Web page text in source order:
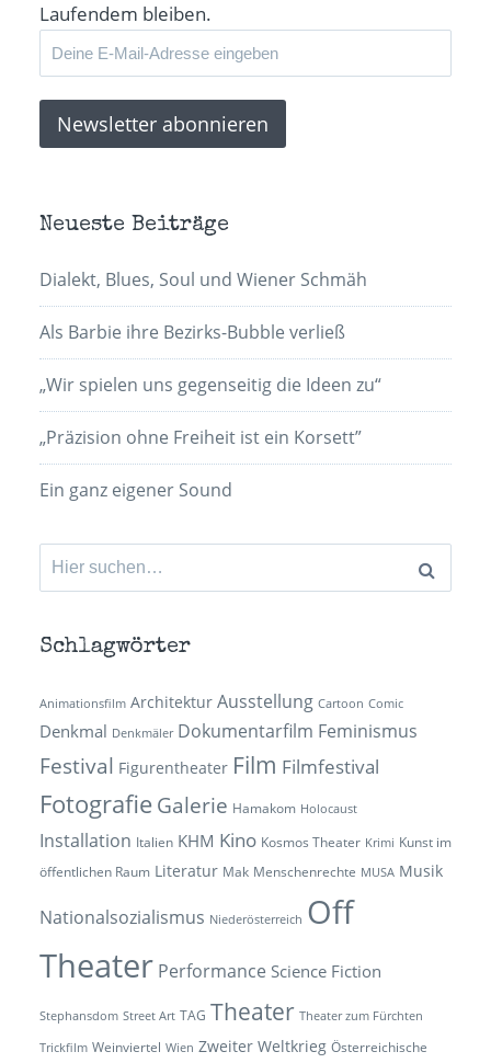
Laufendem bleiben.
Neueste Beiträge
Dialekt, Blues, Soul und Wiener Schmäh
Als Barbie ihre Bezirks-Bubble verließ
„Wir spielen uns gegenseitig die Ideen zu“
„Präzision ohne Freiheit ist ein Korsett”
Ein ganz eigener Sound
Suchen
nach:
Schlagwörter
Animationsfilm Architektur Ausstellung Cartoon Comic
Denkmal Denkmäler Dokumentarfilm Feminismus
Festival Figurentheater Film Filmfestival
Fotografie Galerie Hamakom Holocaust
Installation Italien KHM Kino Kosmos Theater Krimi Kunst im
öffentlichen Raum Literatur Mak Menschenrechte MUSA Musik
Nationalsozialismus Niederösterreich Off
Theater Performance Science Fiction
Stephansdom Street Art TAG Theater Theater zum Fürchten
Trickfilm Weinviertel Wien Zweiter Weltkrieg Österreichische